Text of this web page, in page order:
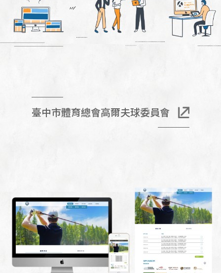
臺中市體育總會高爾夫球委員會